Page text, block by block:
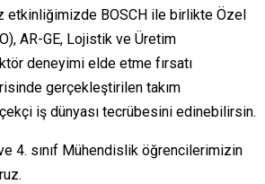
etkinliğimizde BOSCH ile birlikte Özel
AR-GE, Lojistik ve Üretim
deneyimi elde etme fırsatı
gerçekleştirilen takım
iş dünyası tecrübesini edinebilirsin.
4. sınıf Mühendislik öğrencilerimizin